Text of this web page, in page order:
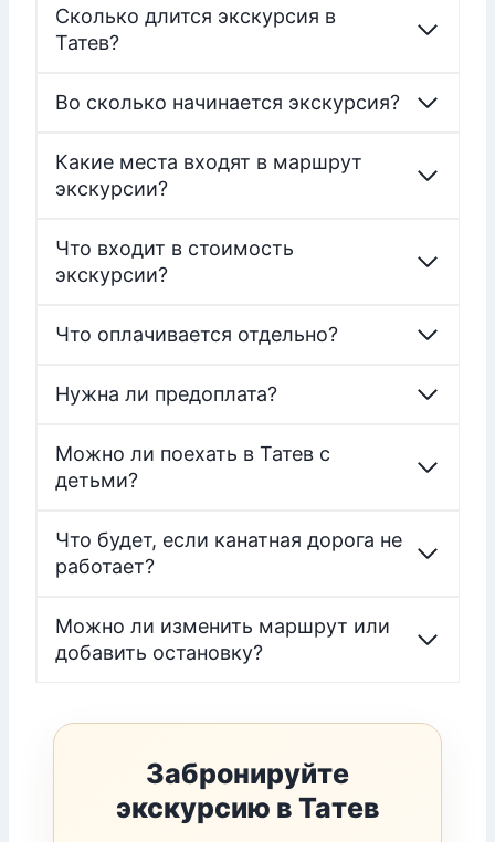
Сколько длится экскурсия в
Татев?
Во сколько начинается экскурсия?
Какие места входят в маршрут
экскурсии?
Что входит в стоимость
экскурсии?
Что оплачивается отдельно?
Нужна ли предоплата?
Можно ли поехать в Татев с
детьми?
Что будет, если канатная дорога не
работает?
Можно ли изменить маршрут или
добавить остановку?
Забронируйте
экскурсию в Татев